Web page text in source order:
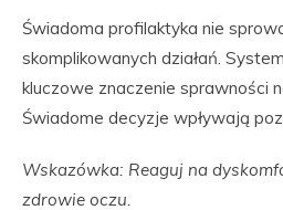
Świadoma profilaktyka nie
skomplikowanych działań.
kluczowe znaczenie sprawności
Świadome decyzje wpływają
Wskazówka: Reaguj na
zdrowie oczu.